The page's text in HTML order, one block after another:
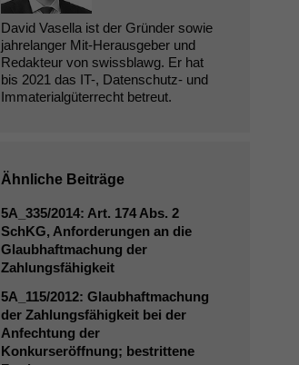
David Vasella ist der Gründer sowie
jahrelanger Mit-Herausgeber und
Redakteur von swissblawg. Er hat
bis 2021 das IT-, Datenschutz- und
Immaterialgüterrecht betreut.
Ähnliche Beiträge
5A_335/2014: Art. 174 Abs. 2
SchKG, Anforderungen an die
Glaubhaftmachung der
Zahlungsfähigkeit
5A_115/2012: Glaubhaftmachung
der Zahlungsfähigkeit bei der
Anfechtung der
Konkurseröffnung; bestrittene